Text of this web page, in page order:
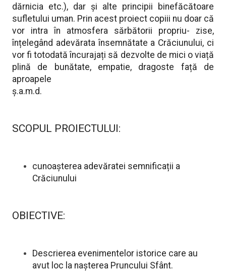
dărnicia etc.), dar și alte principii binefăcătoare
sufletului uman. Prin acest proiect copiii nu doar că
vor intra în atmosfera sărbătorii propriu- zise,
înțelegând adevărata însemnătate a Crăciunului, ci
vor fi totodată încurajați să dezvolte de mici o viață
plină de bunătate, empatie, dragoste față de
aproapele
ș.a.m.d.
SCOPUL PROIECTULUI:
cunoașterea adevăratei semnificații a
Crăciunului
OBIECTIVE:
Descrierea evenimentelor istorice care au
avut loc la nașterea Pruncului Sfânt.